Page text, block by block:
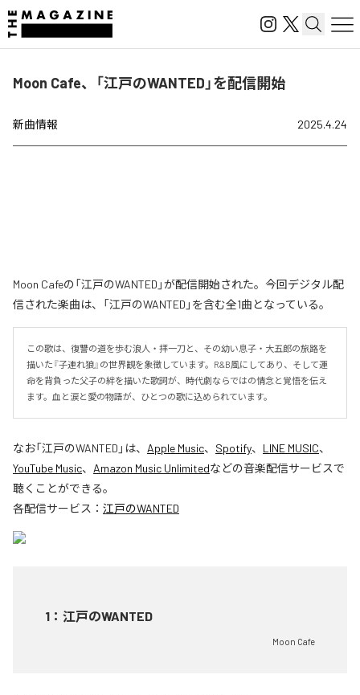
Moon Cafe、「江戸のWANTED」を配信開始
新曲情報 2025.4.24
Moon Cafeの「江戸のWANTED」が配信開始された。今回デジタル配
信された楽曲は、「江戸のWANTED」を含む全1曲となっている。
この歌は、復讐の道を歩む浪人・拝一刀と、その幼い息子・大五郎の旅路を
描いた『子連れ狼』の世界観を象徴しています。R&B風にしてあり、そして運
命を背負った父子の絆を描いた歌詞が、時代劇ならではの情念と覚悟を伝え
ます。血と涙と愛の物語が、ひとつの歌に込められています。
なお「江戸のWANTED 」は、 Apple Music、 Spotify、 LINE MUSIC、
YouTube Music、 Amazon Music Unlimitedなどの音楽配信サービスで
聴くことができる。
各配信サービス： 江戸のWANTED
1 ： 江戸のWANTED
Moon Cafe